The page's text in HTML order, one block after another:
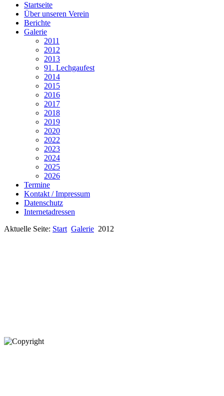
Startseite
Über unseren Verein
Berichte
Galerie
2011
2012
2013
91. Lechgaufest
2014
2015
2016
2017
2018
2019
2020
2022
2023
2024
2025
2026
Termine
Kontakt / Impressum
Datenschutz
Internetadressen
Aktuelle Seite: Start Galerie 2012